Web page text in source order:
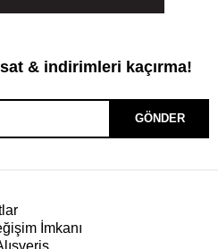
& indirimleri kaçırma!
GÖNDER
İmkanı